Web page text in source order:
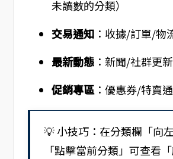
未讀數的分類）
交易通知：收據/訂單/物
最新動態：新聞/社群更新
促銷專區：優惠券/特賣
💡 小技巧：在分類欄「向
「點擊當前分類」可查看